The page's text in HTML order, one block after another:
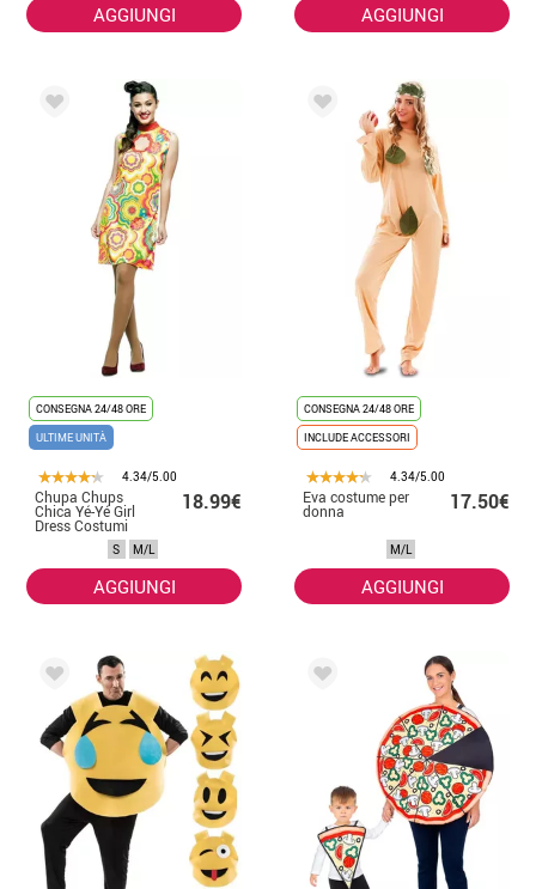
AGGIUNGI AGGIUNGI
CONSEGNA 24/48 ORE
ULTIME UNITÀ
4.34/5.00
Chupa Chups
Chica Yé-Yé Girl
Dress Costumi
18.99€
S M/L
AGGIUNGI
CONSEGNA 24/48 ORE
INCLUDE ACCESSORI
4.34/5.00
Eva costume per
donna 17.50€
M/L
AGGIUNGI